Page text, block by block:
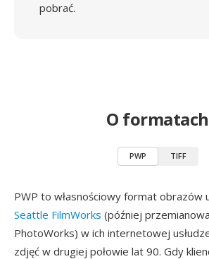
pobrać.
O formatach
PWP TIFF
PWP to własnościowy format obrazów
Seattle FilmWorks (później
PhotoWorks) w ich internetowej
zdjęć w drugiej połowie lat 90. Gdy